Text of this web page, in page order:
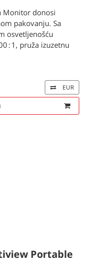
Monitor donosi
pakovanju. Sa
osvetljenošću
: 1, pruža izuzetnu
EUR
Portable